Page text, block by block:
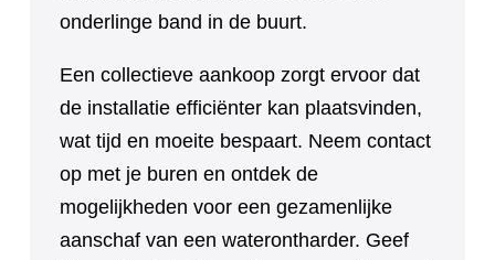
onderlinge band in de buurt.
Een collectieve aankoop zorgt ervoor dat
de installatie efficiënter kan plaatsvinden,
wat tijd en moeite bespaart. Neem contact
op met je buren en ontdek de
mogelijkheden voor een gezamenlijke
aanschaf van een waterontharder. Geef